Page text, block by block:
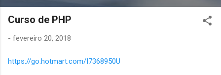
Curso de PHP
- fevereiro 20, 2018
https://go.hotmart.com/I7368950U